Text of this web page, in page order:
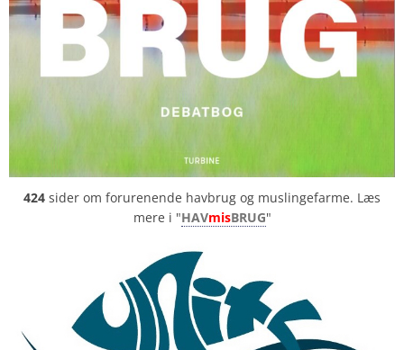
424 sider om forurenende havbrug og muslingefarme. Læs
mere i "HAVmisBRUG"